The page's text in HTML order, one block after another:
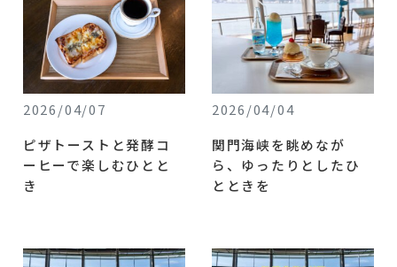
2026/04/07
ピザトーストと発酵コ
ーヒーで楽しむひとと
き
2026/04/04
関門海峡を眺めなが
ら、ゆったりとしたひ
とときを